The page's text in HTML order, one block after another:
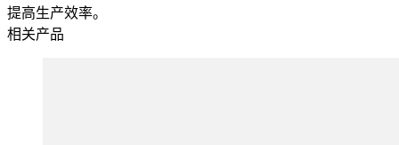
提高生产效率。
相关产品